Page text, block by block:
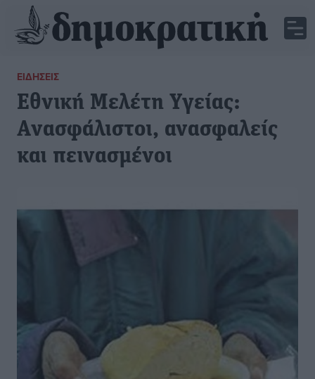
ΕΙΔΉΣΕΙΣ
Εθνική Μελέτη Υγείας:
Aνασφάλιστοι, ανασφαλείς
και πεινασμένοι